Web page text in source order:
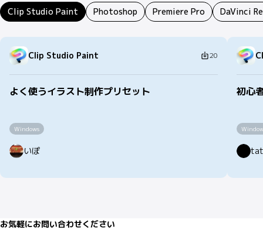
Clip Studio Paint Photoshop Premiere Pro DaVinci
Clip Studio Paint 20
よく使うイラスト制作プリセット
Windows
いぽ
初心
お気軽にお問い合わせください